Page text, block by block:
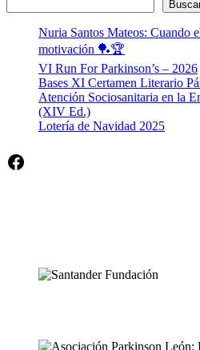
Nuria Santos Mateos: Cuando
motivación 🏓🏆
VI Run For Parkinson’s – 2026
Bases XI Certamen Literario
Atención Sociosanitaria en la
(XIV Ed.)
Lotería de Navidad 2025
Facebook